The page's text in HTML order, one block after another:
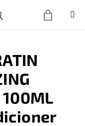
PřihlášeníKošík
100ML